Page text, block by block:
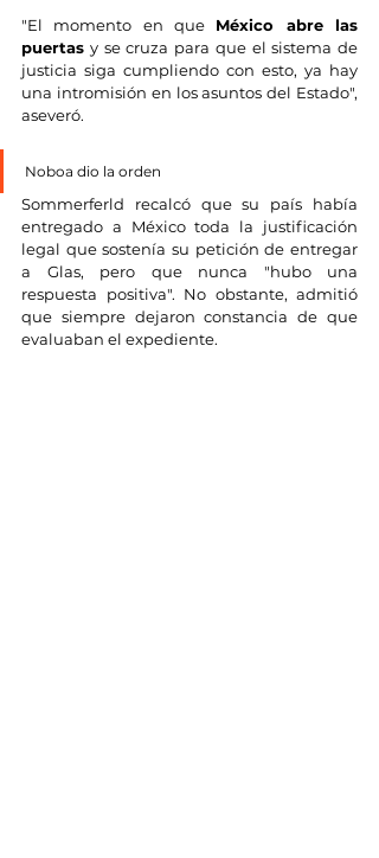
"El momento en que México abre las
puertas y se cruza para que el sistema de
justicia siga cumpliendo con esto, ya hay
una intromisión en los asuntos del Estado",
aseveró.
Noboa dio la orden
Sommerferld recalcó que su país había
entregado a México toda la justificación
legal que sostenía su petición de entregar
a Glas, pero que nunca "hubo una
respuesta positiva". No obstante, admitió
que siempre dejaron constancia de que
evaluaban el expediente.